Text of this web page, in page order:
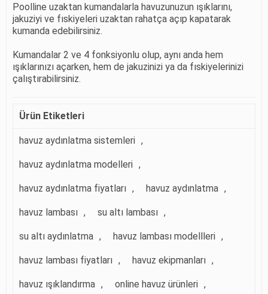
Poolline uzaktan kumandalarla havuzunuzun ışıklarını,
jakuziyi ve fıskiyeleri uzaktan rahatça açıp kapatarak
kumanda edebilirsiniz.
Kumandalar 2 ve 4 fonksiyonlu olup, aynı anda hem
ışıklarınızı açarken, hem de jakuzinizi ya da fıskiyelerinizi
çalıştırabilirsiniz.
Ürün Etiketleri
havuz aydınlatma sistemleri ,
havuz aydınlatma modelleri ,
havuz aydınlatma fiyatları , havuz aydınlatma ,
havuz lambası , su altı lambası ,
su altı aydınlatma , havuz lambası modellleri ,
havuz lambası fiyatları , havuz ekipmanları ,
havuz ışıklandırma , online havuz ürünleri ,